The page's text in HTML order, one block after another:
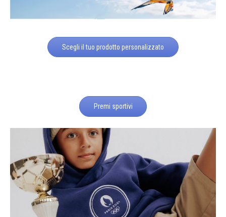
Scegli il tuo prodotto personalizzato
Premi sportivi